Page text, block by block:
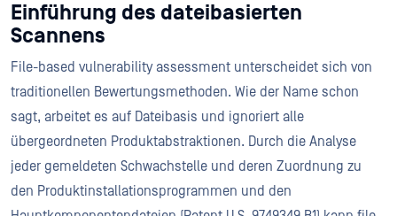
Einführung des dateibasierten
Scannens
File-based vulnerability assessment unterscheidet sich von
traditionellen Bewertungsmethoden. Wie der Name schon
sagt, arbeitet es auf Dateibasis und ignoriert alle
übergeordneten Produktabstraktionen. Durch die Analyse
jeder gemeldeten Schwachstelle und deren Zuordnung zu
den Produktinstallationsprogrammen und den